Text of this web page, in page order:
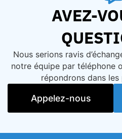
AVEZ-
Nous serions ravis
notre équipe par téléphone
répondrons dans
Appelez-nous